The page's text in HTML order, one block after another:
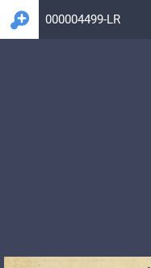
000004499-LR